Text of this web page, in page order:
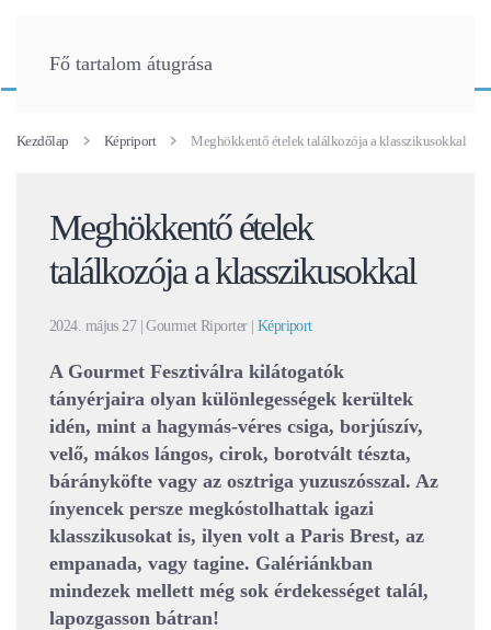
Fő tartalom átugrása
Kezdőlap Képriport Meghökkentő ételek találkozója a klasszikusokkal
Meghökkentő ételek
találkozója a klasszikusokkal
2024. május 27| Gourmet Riporter | Képriport
A Gourmet Fesztiválra kilátogatók
tányérjaira olyan különlegességek kerültek
idén, mint a hagymás-véres csiga, borjúszív,
velő, mákos lángos, cirok, borotvált tészta,
bárányköfte vagy az osztriga yuzuszósszal. Az
ínyencek persze megkóstolhattak igazi
klasszikusokat is, ilyen volt a Paris Brest, az
empanada, vagy tagine. Galériánkban
mindezek mellett még sok érdekességet talál,
lapozgasson bátran!